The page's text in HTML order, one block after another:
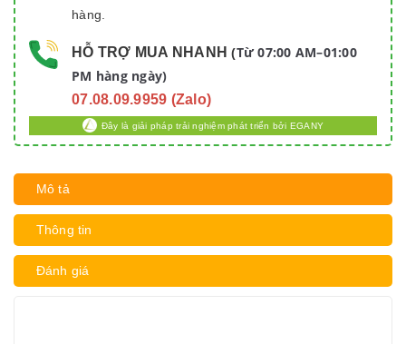
hàng.
HỖ TRỢ MUA NHANH (Từ 07:00 AM–01:00
PM hàng ngày)
07.08.09.9959 (Zalo)
Đây là giải pháp trải nghiệm phát triển bởi EGANY
Mô tả
Thông tin
Đánh giá